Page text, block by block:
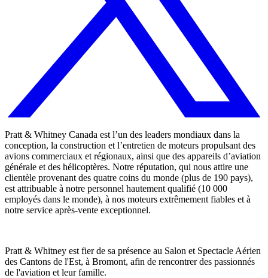
Pratt & Whitney Canada est l’un des leaders mondiaux dans la
conception, la construction et l’entretien de moteurs propulsant des
avions commerciaux et régionaux, ainsi que des appareils d’aviation
générale et des hélicoptères. Notre réputation, qui nous attire une
clientèle provenant des quatre coins du monde (plus de 190 pays),
est attribuable à notre personnel hautement qualifié (10 000
employés dans le monde), à nos moteurs extrêmement fiables et à
notre service après-vente exceptionnel.
Pratt & Whitney est fier de sa présence au Salon et Spectacle Aérien
des Cantons de l'Est, à Bromont, afin de rencontrer des passionnés
de l'aviation et leur famille.